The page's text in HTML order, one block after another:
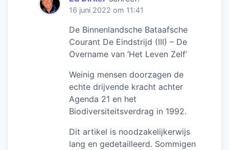
16 juni 2022 om 11:41
De Binnenlandsche Bataafsche
Courant De Eindstrijd (III) – De
Overname van ‘Het Leven Zelf’
Weinig mensen doorzagen de
echte drijvende kracht achter
Agenda 21 en het
Biodiversiteitsverdrag in 1992.
Dit artikel is noodzakelijkerwijs
lang en gedetailleerd. Sommigen